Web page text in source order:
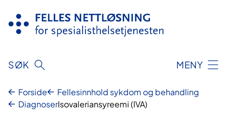
innhold
SØK MENY
Forside
Fellesinnhold sykdom og behandling
DiagnoserIsovaleriansyreemi (IVA)